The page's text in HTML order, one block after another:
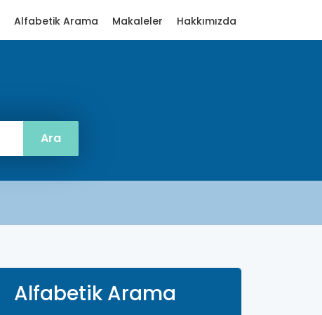
Alfabetik Arama Makaleler Hakkımızda
Alfabetik Arama